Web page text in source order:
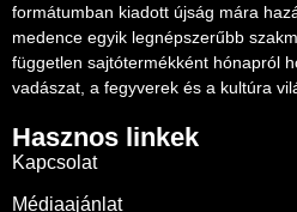
formátumban kiadott újság mára
medence egyik legnépszerűbb
független sajtótermékként hónapról
vadászat, a fegyverek és a kultúra
Hasznos linkek
Kapcsolat
Médiaajánlat